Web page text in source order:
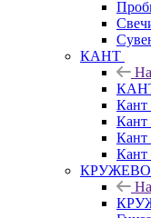
КАНТ
Кант
Кант
Кант
Кант
КРУЖЕВО